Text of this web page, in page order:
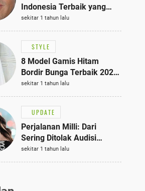
Indonesia Terbaik yang
Bisa Jadi Inspirasi
Fashionmu
sekitar 1 tahun lalu
STYLE
8 Model Gamis Hitam
Bordir Bunga Terbaik 2025,
Stylish untuk Hangout
hingga Acara Semi-Formal
sekitar 1 tahun lalu
UPDATE
Perjalanan Milli: Dari
Sering Ditolak Audisi
hingga Menjadi Rapper Top
10 Thailand
sekitar 1 tahun lalu